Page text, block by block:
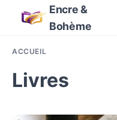
Encre &
Bohème
ACCUEIL
Livres